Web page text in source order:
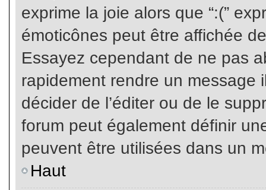
exprime la joie alors que “:(”
émoticônes peut être affichée
Essayez cependant de ne pas
rapidement rendre un message
décider de l’éditer ou de le
forum peut également définir
peuvent être utilisées dans un
Haut